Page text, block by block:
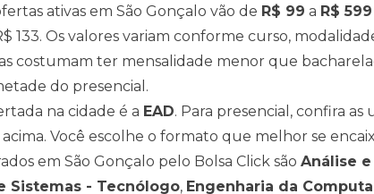
ativas em São Gonçalo vão de R$ 99 a R$ 599
133. Os valores variam conforme curso,
costumam ter mensalidade menor que
do presencial.
na cidade é a EAD. Para presencial, confira as
. Você escolhe o formato que melhor se
em São Gonçalo pelo Bolsa Click são Análise e
Sistemas - Tecnólogo, Engenharia da